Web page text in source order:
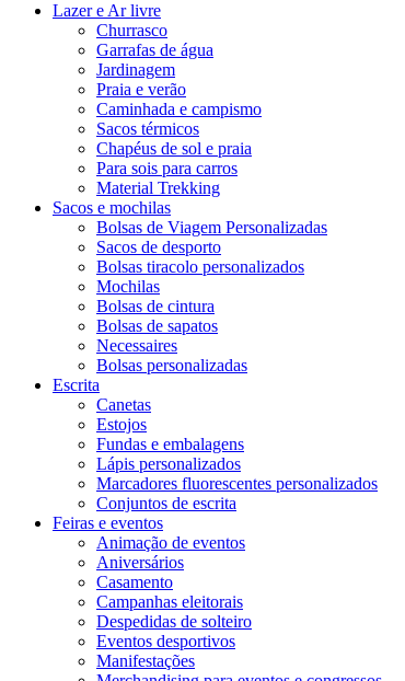
Lazer e Ar livre
Churrasco
Garrafas de água
Jardinagem
Praia e verão
Caminhada e campismo
Sacos térmicos
Chapéus de sol e praia
Para sois para carros
Material Trekking
Sacos e mochilas
Bolsas de Viagem Personalizadas
Sacos de desporto
Bolsas tiracolo personalizados
Mochilas
Bolsas de cintura
Bolsas de sapatos
Necessaires
Bolsas personalizadas
Escrita
Canetas
Estojos
Fundas e embalagens
Lápis personalizados
Marcadores fluorescentes personalizados
Conjuntos de escrita
Feiras e eventos
Animação de eventos
Aniversários
Casamento
Campanhas eleitorais
Despedidas de solteiro
Eventos desportivos
Manifestações